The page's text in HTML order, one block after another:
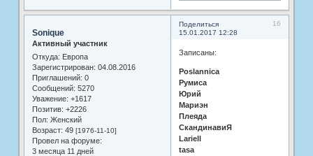
Поделиться
16
15.01.2017 12:28
Sonique
Активный участник
Откуда: Европа
Зарегистрирован: 04.08.2016
Приглашений: 0
Сообщений: 5270
Уважение: +1617
Позитив: +2226
Пол: Женский
Возраст: 49 [1976-11-10]
Провел на форуме:
3 месяца 11 дней
Записаны:
Poslannica
Румиса
Юрий
Мариэн
Плеяда
СкандинавиЯ
Lariell
tasa